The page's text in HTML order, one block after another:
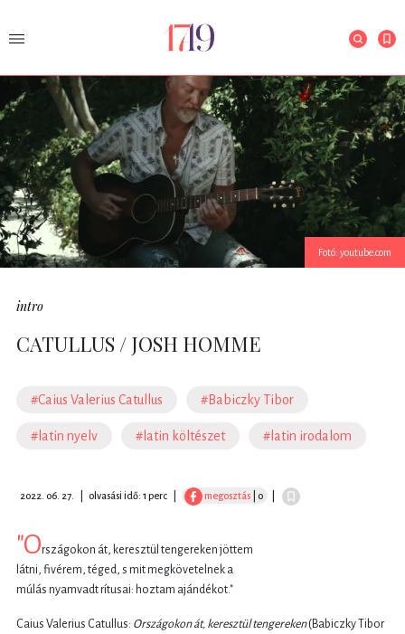
Fotó: youtube.com
intro
CATULLUS / JOSH HOMME
#Caius Valerius Catullus #Babiczky Tibor
#latin nyelv #latin költészet #latin irodalom
2022. 06. 27. olvasási idő: 1 perc megosztás | 0
"Országokon át, keresztül tengereken jöttem
látni, fivérem, téged, s mit megkövetelnek a
múlás nyamvadt rítusai: hoztam ajándékot."
Caius Valerius Catullus: Országokon át, keresztül tengereken(Babiczky Tibor